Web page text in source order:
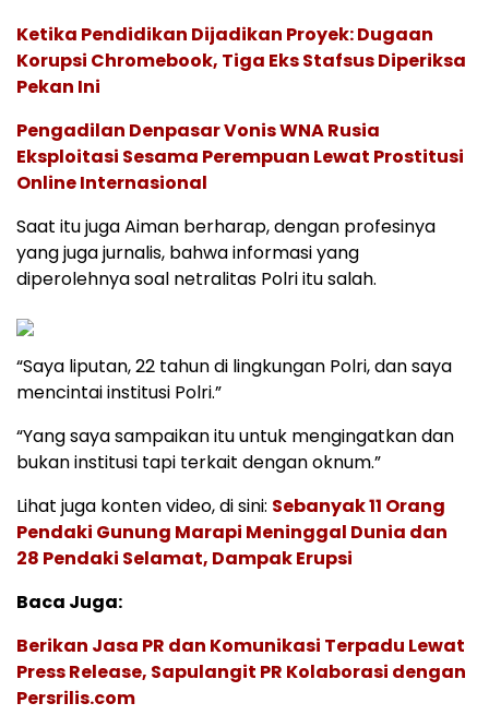
Ketika Pendidikan Dijadikan Proyek: Dugaan
Korupsi Chromebook, Tiga Eks Stafsus Diperiksa
Pekan Ini
Pengadilan Denpasar Vonis WNA Rusia
Eksploitasi Sesama Perempuan Lewat Prostitusi
Online Internasional
Saat itu juga Aiman berharap, dengan profesinya
yang juga jurnalis, bahwa informasi yang
diperolehnya soal netralitas Polri itu salah.
“Saya liputan, 22 tahun di lingkungan Polri, dan saya
mencintai institusi Polri.”
“Yang saya sampaikan itu untuk mengingatkan dan
bukan institusi tapi terkait dengan oknum.”
Lihat juga konten video, di sini: Sebanyak 11 Orang
Pendaki Gunung Marapi Meninggal Dunia dan
28 Pendaki Selamat, Dampak Erupsi
Baca Juga:
Berikan Jasa PR dan Komunikasi Terpadu Lewat
Press Release, Sapulangit PR Kolaborasi dengan
Persrilis.com